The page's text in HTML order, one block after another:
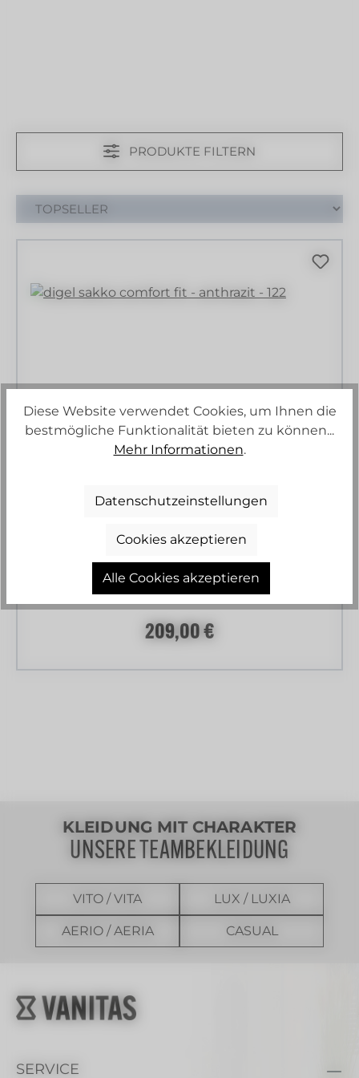
PRODUKTE FILTERN
DIGEL SAKKO COMFORT FIT
Regulärer Preis:
209,00 €
KLEIDUNG MIT CHARAKTER
UNSERE TEAMBEKLEIDUNG
VITO / VITA LUX / LUXIA
AERIO / AERIA CASUAL
SERVICE
Diese Website verwendet Cookies, um Ihnen die
bestmögliche Funktionalität bieten zu können...
Mehr Informationen.
Datenschutzeinstellungen
Cookies akzeptieren
Alle Cookies akzeptieren